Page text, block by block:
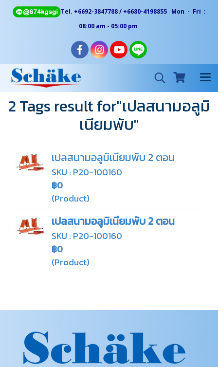
Tel. +6692-3847788 / +6680-4198855 Mon - Fri :
08:00 am - 05:00 pm
2 Tags result for"เปลสนามอลูมิ
เนียมพับ"
เปลสนามอลูมิเนียมพับ 2 ตอน
SKU : P20-100160
฿0
(Product)
เปลสนามอลูมิเนียมพับ 2 ตอน
SKU : P20-100160
฿0
(Product)